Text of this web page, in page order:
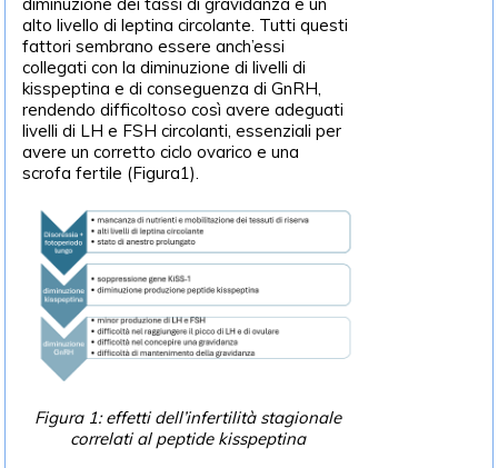
diminuzione dei tassi di gravidanza e un
alto livello di leptina circolante. Tutti questi
fattori sembrano essere anch’essi
collegati con la diminuzione di livelli di
kisspeptina e di conseguenza di GnRH,
rendendo difficoltoso così avere adeguati
livelli di LH e FSH circolanti, essenziali per
avere un corretto ciclo ovarico e una
scrofa fertile (Figura1).
Figura 1: effetti dell’infertilità stagionale
correlati al peptide kisspeptina